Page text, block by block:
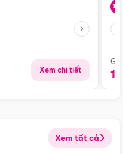
Xem chi tiết
Xem tất cả
Điểm nổi bật